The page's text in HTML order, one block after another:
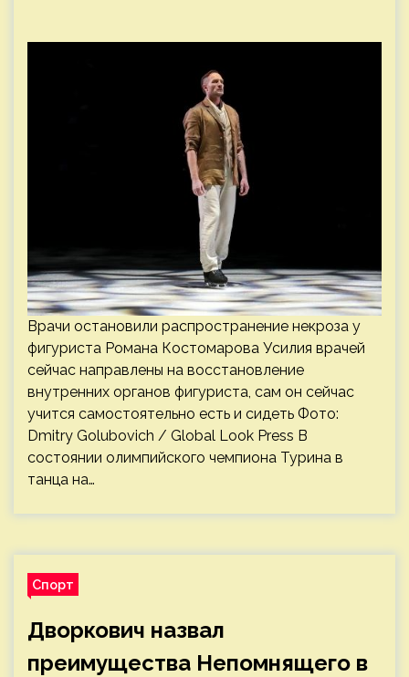
Врачи остановили распространение некроза у
фигуриста Романа Костомарова Усилия врачей
сейчас направлены на восстановление
внутренних органов фигуриста, сам он сейчас
учится самостоятельно есть и сидеть Фото:
Dmitry Golubovich / Global Look Press В
состоянии олимпийского чемпиона Турина в
танца на…
Спорт
Дворкович назвал
преимущества Непомнящего в